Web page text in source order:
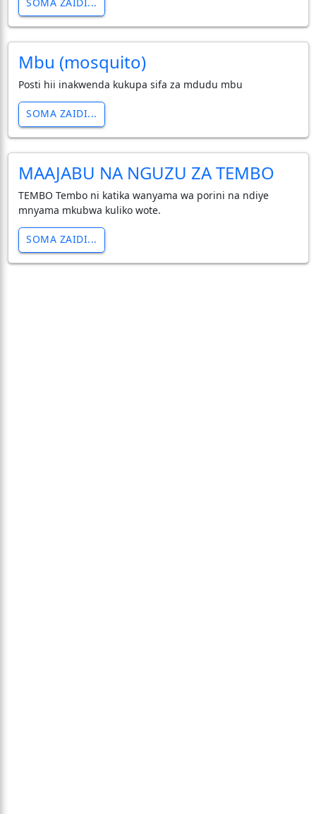
Mbu (mosquito)
Posti hii inakwenda kukupa sifa za mdudu mbu
SOMA ZAIDI...
MAAJABU NA NGUZU ZA TEMBO
TEMBO Tembo ni katika wanyama wa porini na ndiye
mnyama mkubwa kuliko wote.
SOMA ZAIDI...